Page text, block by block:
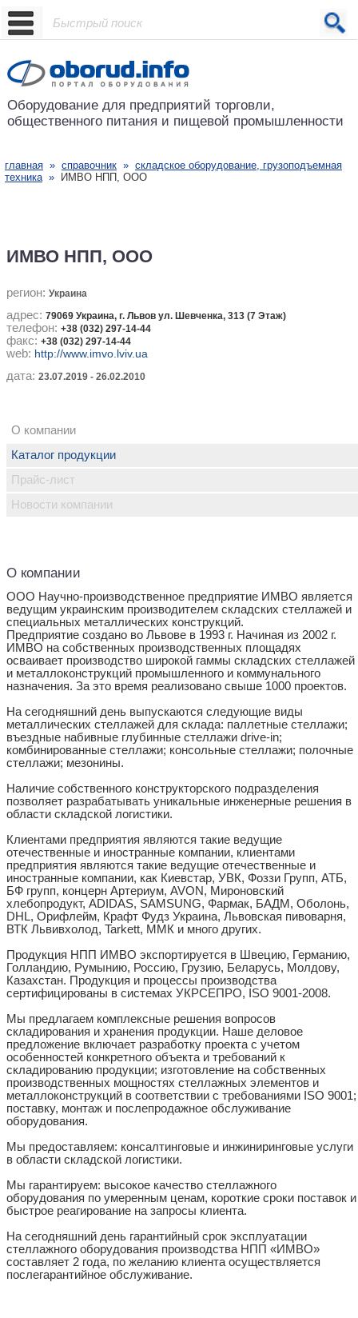
Проект основан в 2001 году
Оборудование для предприятий торговли,
общественного питания и пищевой промышленности
главная » справочник » складское оборудование, грузоподъемная
техника» ИМВО НПП, ООО
ИМВО НПП, ООО
регион: Украина
адрес: 79069 Украина, г. Львов ул. Шевченка, 313 (7 Этаж)
телефон: +38 (032) 297-14-44
факс: +38 (032) 297-14-44
web: http://www.imvo.lviv.ua
дата: 23.07.2019 - 26.02.2010
О компании
О компании
ООО Научно-производственное предприятие ИМВО является
ведущим украинским производителем складских стеллажей и
специальных металлических конструкций.
Предприятие создано во Львове в 1993 г. Начиная из 2002 г.
ИМВО на собственных производственных площадях
осваивает производство широкой гаммы складских стеллажей
и металлоконструкций промышленного и коммунального
назначения. За это время реализовано свыше 1000 проектов.
На сегодняшний день выпускаются следующие виды
металлических стеллажей для склада: паллетные стеллажи;
въездные набивные глубинные стеллажи drive-in;
комбинированные стеллажи; консольные стеллажи; полочные
стеллажи; мезонины.
Наличие собственного конструкторского подразделения
позволяет разрабатывать уникальные инженерные решения в
области складской логистики.
Клиентами предприятия являются такие ведущие
отечественные и иностранные компании, клиентами
предприятия являются такие ведущие отечественные и
иностранные компании, как Киевстар, УВК, Фоззи Групп, АТБ,
БФ групп, концерн Артериум, AVON, Мироновский
хлебопродукт, ADIDAS, SAMSUNG, Фармак, БАДМ, Оболонь,
DHL, Орифлейм, Крафт Фудз Украина, Львовская пивоварня,
ВТК Львивхолод, Tarkett, ММК и много других.
Продукция НПП ИМВО экспортируется в Швецию, Германию,
Голландию, Румынию, Россию, Грузию, Беларусь, Молдову,
Казахстан. Продукция и процессы производства
сертифицированы в системах УКРСЕПРО, ISO 9001-2008.
Мы предлагаем комплексные решения вопросов
складирования и хранения продукции. Наше деловое
предложение включает разработку проекта с учетом
особенностей конкретного объекта и требований к
складированию продукции; изготовление на собственных
производственных мощностях стеллажных элементов и
металлоконструкций в соответствии с требованиями ISO 9001;
поставку, монтаж и послепродажное обслуживание
оборудования.
Мы предоставляем: консалтинговые и инжиниринговые услуги
в области складской логистики.
Мы гарантируем: высокое качество стеллажного
оборудования по умеренным ценам, короткие сроки поставок и
быстрое реагирование на запросы клиента.
На сегодняшний день гарантийный срок эксплуатации
стеллажного оборудования производства НПП «ИМВО»
составляет 2 года, по желанию клиента осуществляется
послегарантийное обслуживание.
Каталог продукции
Прайс-лист
Новости компании